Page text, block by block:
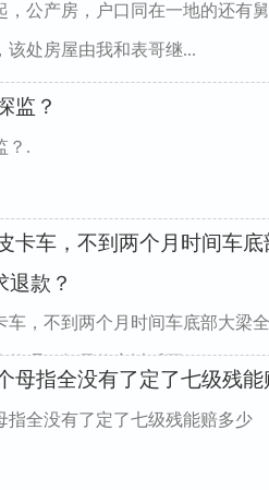
，公产房，户口同在一地的还有
该处房屋由我和表哥继...
监？
？.
卡车，不到两个月时间车
退款？
车，不到两个月时间车底部大梁
修理，如果修完以后再...
母指全没有了定了七级残能
指全没有了定了七级残能赔多少